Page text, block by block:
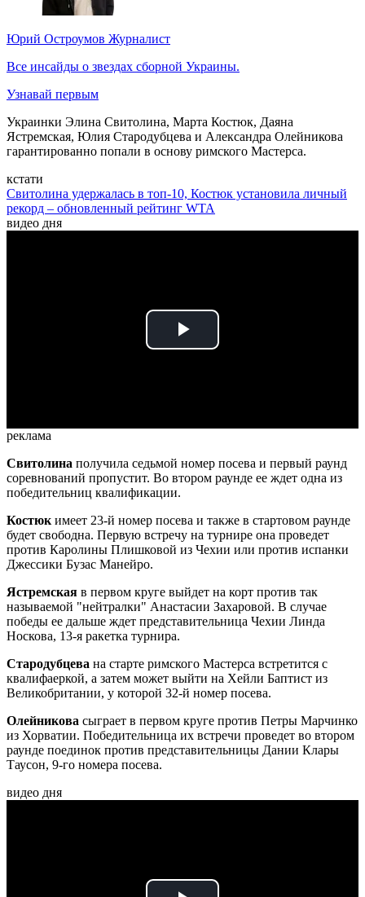
Юрий Остроумов Журналист
Все инсайды о звездах сборной Украины.
Узнавай первым
Украинки Элина Свитолина, Марта Костюк, Даяна
Ястремская, Юлия Стародубцева и Александра Олейникова
гарантированно попали в основу римского Мастерса.
кстати
Свитолина удержалась в топ-10, Костюк установила личный
рекорд – обновленный рейтинг WTA
видео дня
Play
реклама
Свитолина получила седьмой номер посева и первый раунд
соревнований пропустит. Во втором раунде ее ждет одна из
победительниц квалификации.
Костюкимеет 23-й номер посева и также в стартовом раунде
будет свободна. Первую встречу на турнире она проведет
против Каролины Плишковой из Чехии или против испанки
Джессики Бузас Манейро.
Ястремская в первом круге выйдет на корт против так
называемой "нейтралки" Анастасии Захаровой. В случае
победы ее дальше ждет представительница Чехии Линда
Носкова, 13-я ракетка турнира.
Стародубцева на старте римского Мастерса встретится с
квалифаеркой, а затем может выйти на Хейли Баптист из
Великобритании, у которой 32-й номер посева.
Олейникова сыграет в первом круге против Петры Марчинко
из Хорватии. Победительница их встречи проведет во втором
раунде поединок против представительницы Дании Клары
Таусон, 9-го номера посева.
видео дня